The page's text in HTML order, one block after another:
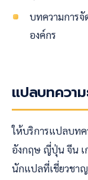
บทความการ
องค์กร
แปลบทควา
ให้บริการแปลบทค
อังกฤษ ญี่ปุ่น จีน เ
นักแปลที่เชี่ยวชา